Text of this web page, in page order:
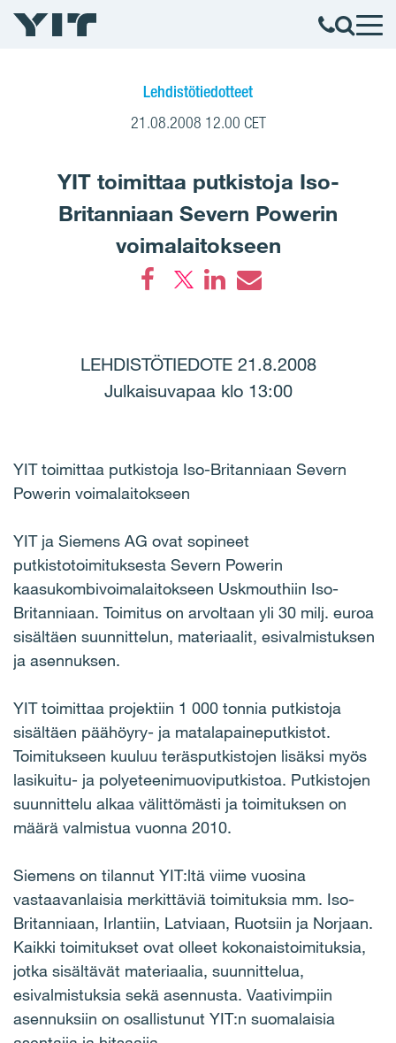
Lehdistötiedotteet
21.08.2008 12.00 CET
YIT toimittaa putkistoja Iso-
Britanniaan Severn Powerin
voimalaitokseen
LEHDISTÖTIEDOTE 21.8.2008
Julkaisuvapaa klo 13:00
YIT toimittaa putkistoja Iso-Britanniaan Severn
Powerin voimalaitokseen
YIT ja Siemens AG ovat sopineet
putkistotoimituksesta Severn Powerin
kaasukombivoimalaitokseen Uskmouthiin Iso-
Britanniaan. Toimitus on arvoltaan yli 30 milj. euroa
sisältäen suunnittelun, materiaalit, esivalmistuksen
ja asennuksen.
YIT toimittaa projektiin 1 000 tonnia putkistoja
sisältäen päähöyry- ja matalapaineputkistot.
Toimitukseen kuuluu teräsputkistojen lisäksi myös
lasikuitu- ja polyeteenimuoviputkistoa. Putkistojen
suunnittelu alkaa välittömästi ja toimituksen on
määrä valmistua vuonna 2010.
Siemens on tilannut YIT:ltä viime vuosina
vastaavanlaisia merkittäviä toimituksia mm. Iso-
Britanniaan, Irlantiin, Latviaan, Ruotsiin ja Norjaan.
Kaikki toimitukset ovat olleet kokonaistoimituksia,
jotka sisältävät materiaalia, suunnittelua,
esivalmistuksia sekä asennusta. Vaativimpiin
asennuksiin on osallistunut YIT:n suomalaisia